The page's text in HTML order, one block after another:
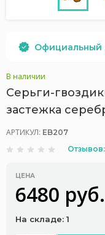
Официальный
В наличии
Серьги-
застежка
АРТИКУЛ: EB207
ЦЕНА
6480 руб.
На складе: 1